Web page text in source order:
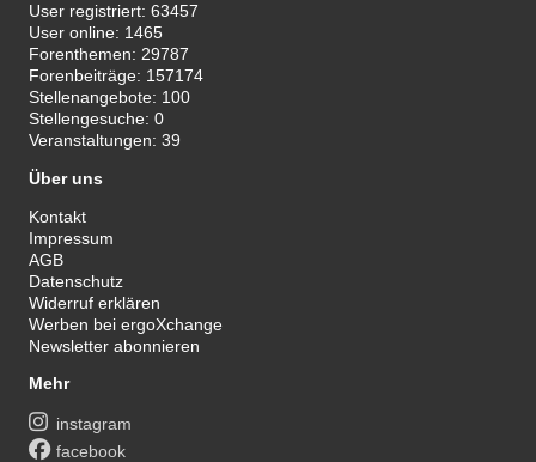
User registriert:63457
User online: 1465
Forenthemen: 29787
Forenbeiträge: 157174
Stellenangebote: 100
Stellengesuche:0
Veranstaltungen:39
Über uns
Kontakt
Impressum
AGB
Datenschutz
Widerruf erklären
Werben bei ergoXchange
Newsletter abonnieren
Mehr
instagram
facebook